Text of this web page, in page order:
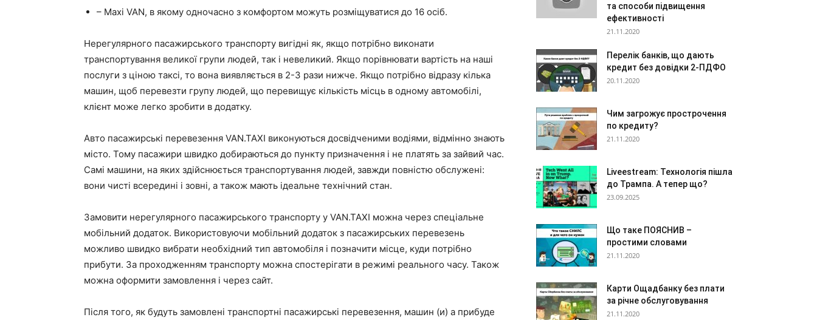
– Maxi VAN, в якому одночасно з комфортом можуть розміщуватися до 16 осіб.
Нерегулярного пасажирського транспорту вигідні як, якщо потрібно виконати
транспортування великої групи людей, так і невеликий. Якщо порівнювати вартість на наші
послуги з ціною таксі, то вона виявляється в 2-3 рази нижче. Якщо потрібно відразу кілька
машин, щоб перевезти групу людей, що перевищує кількість місць в одному автомобілі,
клієнт може легко зробити в додатку.
Авто пасажирські перевезення VAN.TAXI виконуються досвідченими водіями, відмінно знають
місто. Тому пасажири швидко добираються до пункту призначення і не платять за зайвий час.
Самі машини, на яких здійснюється транспортування людей, завжди повністю обслужені:
вони чисті всередині і зовні, а також мають ідеальне технічний стан.
Замовити нерегулярного пасажирського транспорту у VAN.TAXI можна через спеціальне
мобільний додаток. Використовуючи мобільний додаток з пасажирських перевезень
можливо швидко вибрати необхідний тип автомобіля і позначити місце, куди потрібно
прибути. За проходженням транспорту можна спостерігати в режимі реального часу. Також
можна оформити замовлення і через сайт.
Після того, як будуть замовлені транспортні пасажирські перевезення, машин (и) а прибуде
та способи підвищення
ефективності
21.11.2020
Перелік банків, що дають
кредит без довідки 2-ПДФО
20.11.2020
Чим загрожує прострочення
по кредиту?
21.11.2020
Liveestream: Технологія пішла
до Трампа. А тепер що?
23.09.2025
Що таке ПОЯСНИВ –
простими словами
21.11.2020
Карти Ощадбанку без плати
за річне обслуговування
21.11.2020